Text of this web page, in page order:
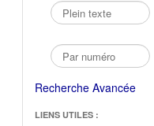
Recherche Avancée
LIENS UTILES :